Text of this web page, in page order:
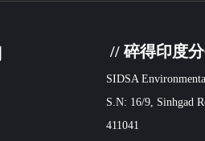
// 碎得印度分
SIDSA
S.N: 16/9, Sinhgad
411041